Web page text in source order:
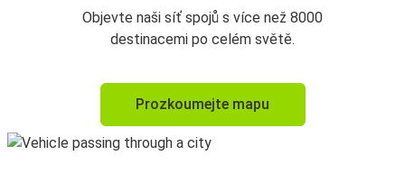
Objevte naši síť spojů s více než 8000
destinacemi po celém světě.
Prozkoumejte mapu